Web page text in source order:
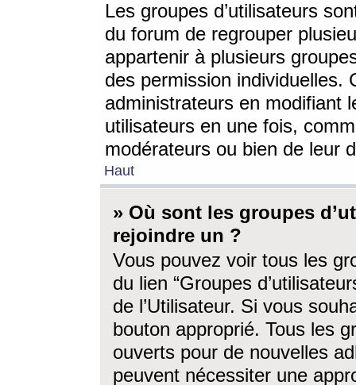
Les groupes d’utilisateurs
du forum de regrouper
appartenir à plusieurs
des permission individuelles.
administrateurs en modifiant
utilisateurs en une fois,
modérateurs ou bien de leur
Haut
» Où sont les groupes
rejoindre un ?
Vous pouvez voir tous les
du lien “Groupes
de l’Utilisateur. Si vous
bouton approprié. Tous les
ouverts pour de nouvelles
peuvent nécessiter une